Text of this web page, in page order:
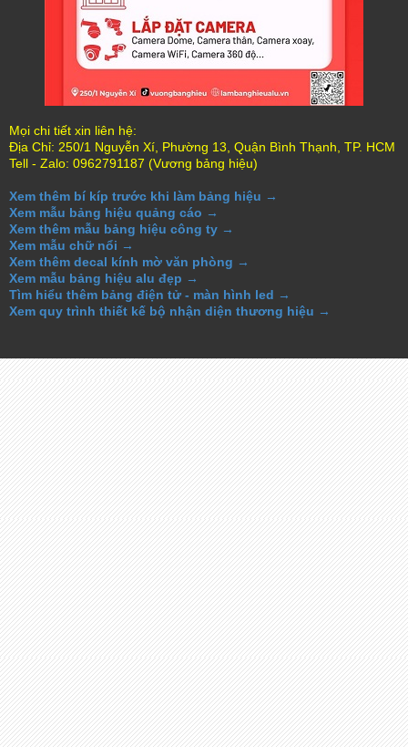
Mọi chi tiết xin liên hệ:
Địa Chỉ: 250/1 Nguyễn Xí, Phường 13, Quận Bình Thạnh, TP. HCM
Tell - Zalo: 0962791187 (Vương bảng hiệu)
Xem thêm bí kíp trước khi làm bảng hiệu →
Xem mẫu bảng hiệu quảng cáo →
Xem thêm mẫu bảng hiệu công ty →
Xem mẫu chữ nổi →
Xem thêm decal kính mờ văn phòng →
Xem mẫu bảng hiệu alu đẹp →
Tìm hiểu thêm bảng điện tử - màn hình led →
Xem quy trình thiết kế bộ nhận diện thương hiệu →